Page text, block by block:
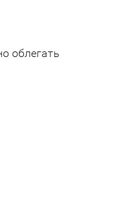
облегать